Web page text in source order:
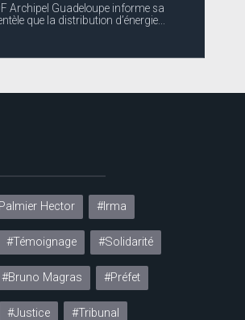
Archipel Guadeloupe informe sa
que la distribution d’énergie...
Hector #Irma
#Témoignage #Solidarité
#Bruno Magras #Préfet
#Justice #Tribunal